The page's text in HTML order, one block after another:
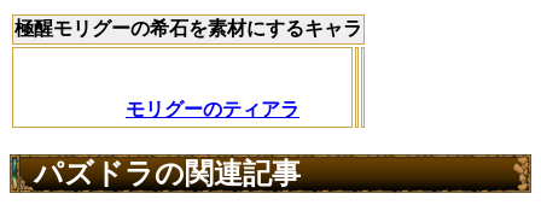
極醒モリグーの希石を素材にするキャラ
モリグーのティアラ
パズドラの関連記事